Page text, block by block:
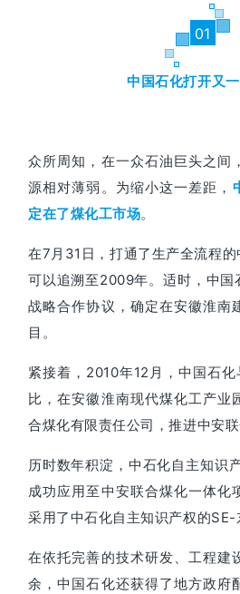
01
中国石化打开又
众所周知，在一众石油巨头之间
源相对薄弱。 为缩小这一差距，
定在了煤化工市场。
在7月31日，打通了生产全流程
可以追溯至2009年。适时，中国
战略合作协议， 确定在安徽淮南
目。
紧接着，2010年12月，中国石
比，在安徽淮南现代煤化工产业
合煤化有限责任公司，推进中安联
历时数年积淀，中石化自主知识
成功应用至中安联合煤化一体化
采用了中石化自主知识产权的SE-
在依托完善的技术研发、工程建
余，中国石化还获得了地方政府